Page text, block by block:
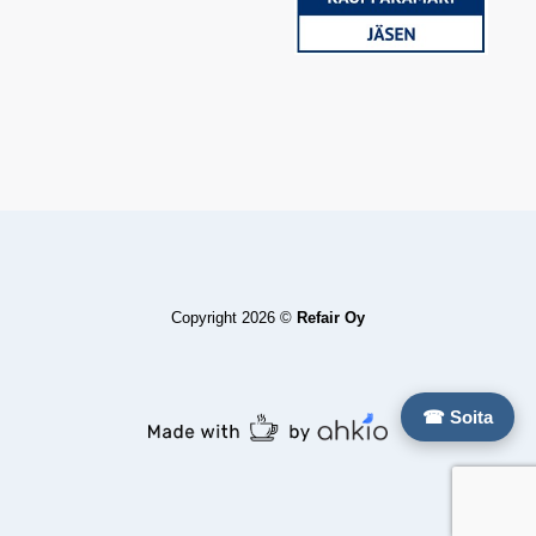
☎ Soita
Copyright 2026 © Refair Oy